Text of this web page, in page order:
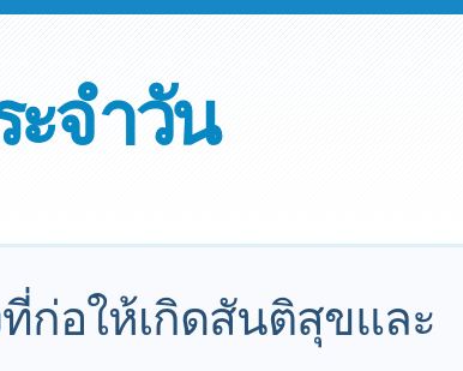
จำวัน
ก่อให้เกิดสันติสุขและ